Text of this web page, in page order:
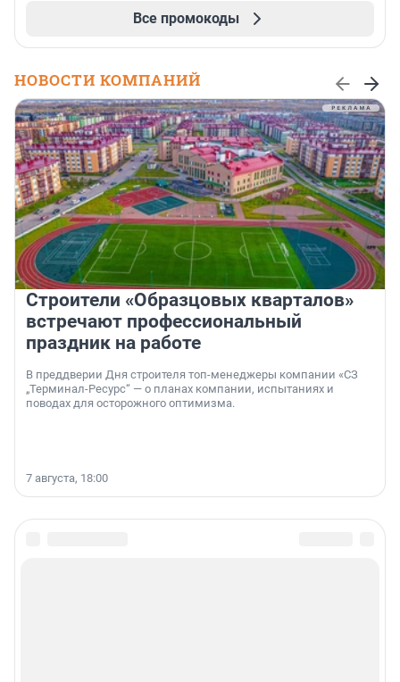
Все промокоды
НОВОСТИ КОМПАНИЙ
Строители «Образцовых кварталов»
встречают профессиональный
праздник на работе
В преддверии Дня строителя топ-менеджеры компании «СЗ
„Терминал-Ресурс“ — о планах компании, испытаниях и
поводах для осторожного оптимизма.
7 августа, 18:00